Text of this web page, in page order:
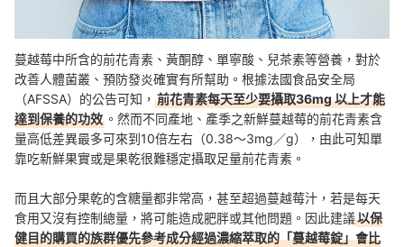
蔓越莓中所含的前花青素、黃酮醇、單寧酸、兒茶素等營養，對於
改善人體菌叢、預防發炎確實有所幫助。根據法國食品安全局
（AFSSA）的公告可知， 前花青素每天至少要攝取36mg 以上才能
達到保養的功效 。然而不同產地、產季之新鮮蔓越莓的前花青素含
量高低差異最多可來到10倍左右（0.38～3mg／g），由此可知單
靠吃新鮮果實或是果乾很難穩定攝取足量前花青素。
而且大部分果乾的含糖量都非常高，甚至超過蔓越莓汁，若是每天
食用又沒有控制總量，將可能造成肥胖或其他問題。因此建議以保
健目的購買的族群優先參考成分經過濃縮萃取的「蔓越莓錠」會比